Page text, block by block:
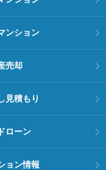
ンション
売却
見積もり
ローン
ョン情報